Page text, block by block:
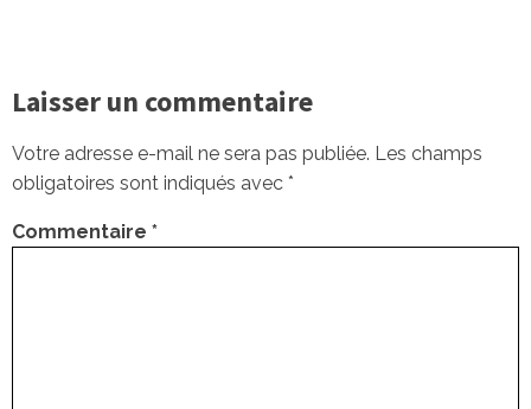
Laisser un commentaire
Votre adresse e-mail ne sera pas publiée. Les champs
obligatoires sont indiqués avec *
Commentaire *